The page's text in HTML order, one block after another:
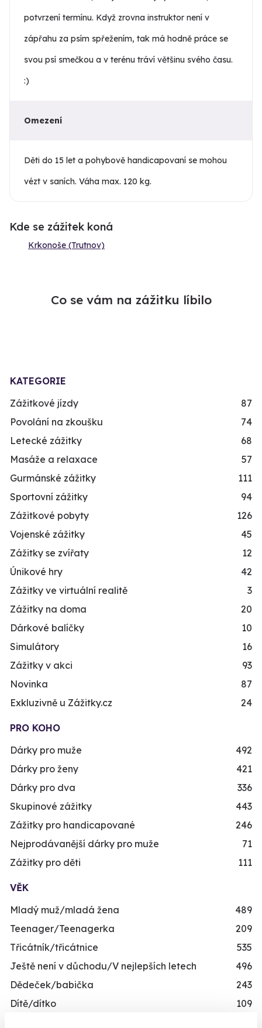
potvrzení termínu. Když zrovna instruktor není v
zápřahu za psím spřežením, tak má hodně práce se
svou psí smečkou a v terénu tráví většinu svého času.
:)
Omezení
Děti do 15 let a pohybově handicapovaní se mohou
vézt v saních. Váha max. 120 kg.
Kde se zážitek koná
Krkonoše (Trutnov)
Co se vám na zážitku líbilo
KATEGORIE
Zážitkové jízdy
87
Povolání na zkoušku
74
Letecké zážitky
68
Masáže a relaxace
57
Gurmánské zážitky
111
Sportovní zážitky
94
Zážitkové pobyty
126
Vojenské zážitky
45
Zážitky se zvířaty
12
Únikové hry
42
Zážitky ve virtuální realitě
3
Zážitky na doma
20
Dárkové balíčky
10
Simulátory
16
Zážitky v akci
93
Novinka
87
Exkluzivně u Zážitky.cz
24
PRO KOHO
Dárky pro muže
492
Dárky pro ženy
421
Dárky pro dva
336
Skupinové zážitky
443
Zážitky pro handicapované
246
Nejprodávanější dárky pro muže
71
Zážitky pro děti
111
VĚK
Mladý muž/mladá žena
489
Teenager/Teenagerka
209
Třicátník/třicátnice
535
Ještě není v důchodu/V nejlepších letech
496
Dědeček/babička
243
Dítě/dítko
109